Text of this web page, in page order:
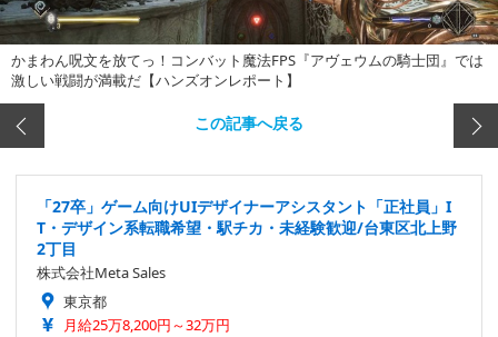
かまわん呪文を放てっ！コンバット魔法FPS『アヴェウムの騎士団』では
激しい戦闘が満載だ【ハンズオンレポート】
この記事へ戻る
「27卒」ゲーム向けUIデザイナーアシスタント「正社員」I
T・デザイン系転職希望・駅チカ・未経験歓迎/台東区北上野
2丁目
株式会社Meta Sales
東京都
月給25万8,200円～32万円